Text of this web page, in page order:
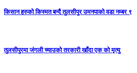
किसान हरुको किस्मत बन्दै तुलसीपुर उमनपाको वडा नम्बर ९
तुलसीपुरमा जंगली च्याउको तरकारी खाँदा एक को मृत्यु